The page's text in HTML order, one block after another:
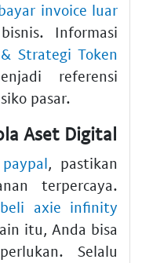
invoice luar
Informasi
Strategi Token
referensi
pasar.
Aset Digital
, pastikan
terpercaya.
axie infinity
itu, Anda bisa
Selalu